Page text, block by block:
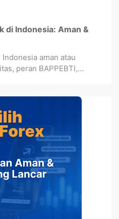
di Indonesia: Aman &
aman atau
peran BAPPEBTI,...